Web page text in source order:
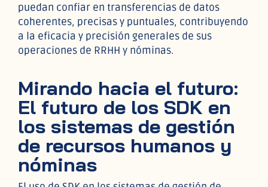
puedan confiar en transferencias de datos
coherentes, precisas y puntuales, contribuyendo
a la eficacia y precisión generales de sus
operaciones de RRHH y nóminas.
Mirando hacia el futuro:
El futuro de los SDK en
los sistemas de gestión
de recursos humanos y
nóminas